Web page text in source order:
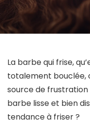
La barbe qui frise,
totalement
source de frustration
barbe lisse et bien
tendance à friser ?